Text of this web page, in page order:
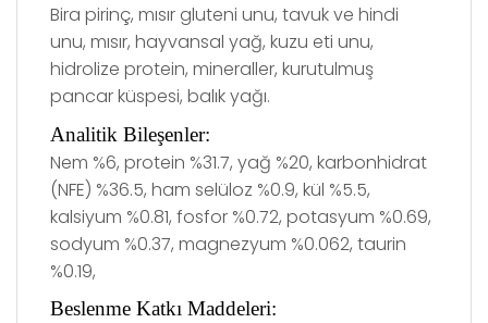
Bira pirinç, mısır gluteni unu, tavuk ve hindi
unu, mısır, hayvansal yağ, kuzu eti unu,
hidrolize protein, mineraller, kurutulmuş
pancar küspesi, balık yağı.
Analitik Bileşenler:
Nem %6, protein %31.7, yağ %20, karbonhidrat
(NFE) %36.5, ham selüloz %0.9, kül %5.5,
kalsiyum %0.81, fosfor %0.72, potasyum %0.69,
sodyum %0.37, magnezyum %0.062, taurin
%0.19,
Beslenme Katkı Maddeleri: